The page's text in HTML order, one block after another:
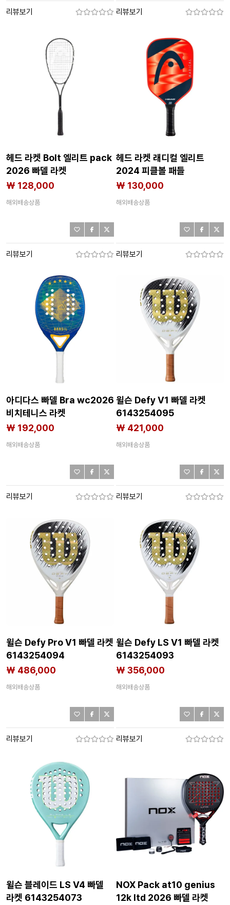
리뷰보기 리뷰보기
헤드 라켓 Bolt 엘리트 pack
2026 빠델 라켓
6142756397
₩ 128,000
해외배송상품
리뷰보기
헤드 라켓 래디컬 엘리트
2024 피클볼 패들
6140598702
₩ 130,000
해외배송상품
리뷰보기
아디다스 빠델 Bra wc2026
비치테니스 라켓
6142625827
₩ 192,000
해외배송상품
리뷰보기
윌슨 Defy V1 빠델 라켓
6143254095
₩ 421,000
해외배송상품
리뷰보기
윌슨 Defy Pro V1 빠델 라켓
6143254094
₩ 486,000
해외배송상품
리뷰보기
윌슨 Defy LS V1 빠델 라켓
6143254093
₩ 356,000
해외배송상품
리뷰보기
윌슨 블레이드 LS V4 빠델
라켓 6143254073
NOX Pack at10 genius
12k ltd 2026 빠델 라켓